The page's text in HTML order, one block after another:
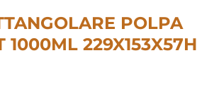
POLPA
1000ML 229X153X57H